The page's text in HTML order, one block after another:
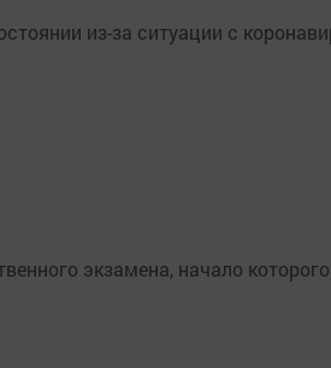
из-за ситуации с
экзамена, начало